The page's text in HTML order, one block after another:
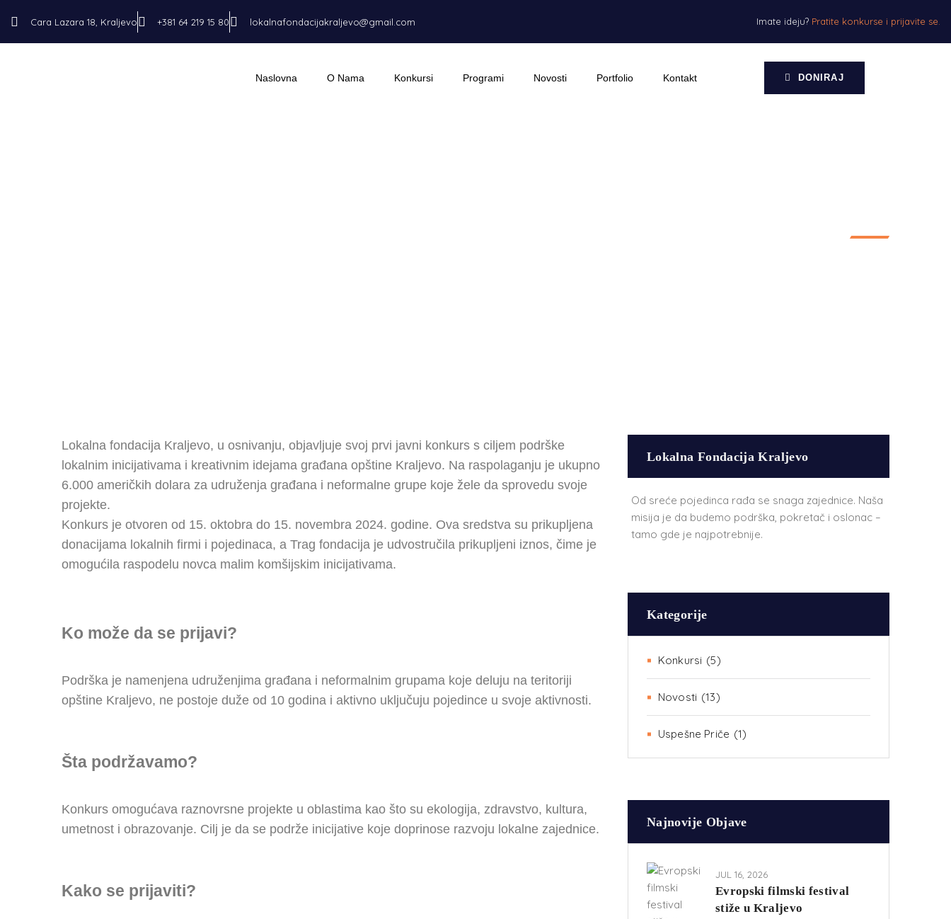
Cara Lazara 18, Kraljevo +381 64 219 15 80 lokalnafondacijakraljevo@gmail.com Imate ideju? Pratite konkurse i prijavite se.
Naslovna O Nama Konkursi Programi Novosti Portfolio Kontakt DONIRAJ
Lokalna fondacija Kraljevo, u osnivanju, objavljuje svoj prvi javni konkurs s ciljem podrške
lokalnim inicijativama i kreativnim idejama građana opštine Kraljevo. Na raspolaganju je ukupno
6.000 američkih dolara za udruženja građana i neformalne grupe koje žele da sprovedu svoje
projekte.
Konkurs je otvoren od 15. oktobra do 15. novembra 2024. godine. Ova sredstva su prikupljena
donacijama lokalnih firmi i pojedinaca, a Trag fondacija je udvostručila prikupljeni iznos, čime je
omogućila raspodelu novca malim komšijskim inicijativama.
Ko može da se prijavi?
Podrška je namenjena udruženjima građana i neformalnim grupama koje deluju na teritoriji
opštine Kraljevo, ne postoje duže od 10 godina i aktivno uključuju pojedince u svoje aktivnosti.
Šta podržavamo?
Konkurs omogućava raznovrsne projekte u oblastima kao što su ekologija, zdravstvo, kultura,
umetnost i obrazovanje. Cilj je da se podrže inicijative koje doprinose razvoju lokalne zajednice.
Kako se prijaviti?
Lokalna Fondacija Kraljevo
Od sreće pojedinca rađa se snaga zajednice. Naša
misija je da budemo podrška, pokretač i oslonac –
tamo gde je najpotrebnije.
Kategorije
Konkursi (5)
Novosti (13)
Uspešne Priče (1)
Najnovije Objave
JUL 16, 2026
Evropski filmski festival
stiže u Kraljevo